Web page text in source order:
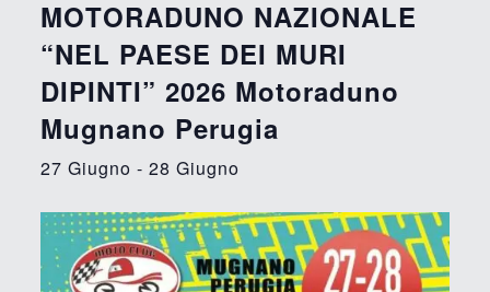
MOTORADUNO NAZIONALE
“NEL PAESE DEI MURI
DIPINTI” 2026 Motoraduno
Mugnano Perugia
27 Giugno - 28 Giugno